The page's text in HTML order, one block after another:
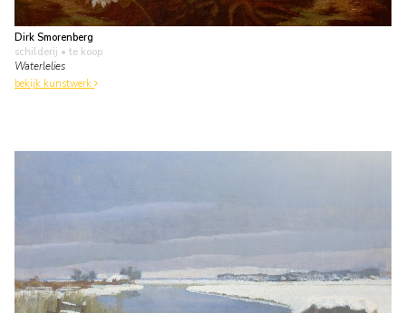
Dirk Smorenberg
schilderij • te koop
Waterlelies
bekijk kunstwerk